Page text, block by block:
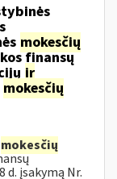
mokesčių
finansų
ir
mokesčių
mokesčių
įsakymą Nr.